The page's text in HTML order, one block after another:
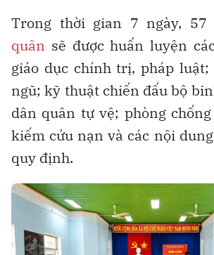
Trong thời gian 7 ngày, 57
quân sẽ được huấn luyện
giáo dục chính trị, pháp
ngũ; kỹ thuật chiến đấu bộ
dân quân tự vệ; phòng
kiếm cứu nạn và các nội
quy định.